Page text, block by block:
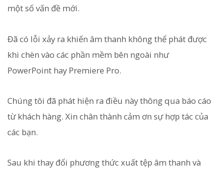
một số vấn đề mới.
Đã có lỗi xảy ra khiến âm thanh không thể phát được
khi chèn vào các phần mềm bên ngoài như
PowerPoint hay Premiere Pro.
Chúng tôi đã phát hiện ra điều này thông qua báo cáo
từ khách hàng. Xin chân thành cảm ơn sự hợp tác của
các bạn.
Sau khi thay đổi phương thức xuất tệp âm thanh và